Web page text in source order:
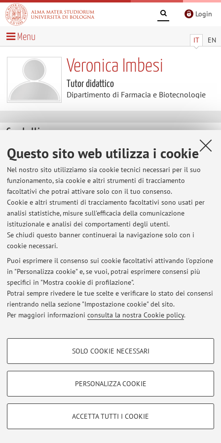
Questo sito web utilizza i cookie
Nel nostro sito utilizziamo sia cookie tecnici necessari per il suo
funzionamento, sia cookie e altri strumenti di tracciamento
facoltativi che potrai attivare solo con il tuo consenso.
Cookie e altri strumenti di tracciamento facoltativi sono usati per
analisi statistiche, misure sull'efficacia della comunicazione
istituzionale e analisi dei comportamenti degli utenti.
Se chiudi questo banner continuerai la navigazione solo con i
cookie necessari.
Puoi esprimere il consenso sui cookie facoltativi attivando l'opzione
in "Personalizza cookie" e, se vuoi, potrai esprimere consensi più
specifici in "Mostra cookie di profilazione".
Potrai sempre rivedere le tue scelte e verificare lo stato dei consensi
rientrando nella sezione "Impostazione cookie" del sito.
Per maggiori informazioni consulta la nostra Cookie policy.
COOKIE DI PROFILAZIONE - FACOLTATIVI
COOKIE TECNICI - NECESSARI
Si tratta di cookie tecnici utilizzati, a titolo esemplificativo, per il corretto
SOLO COOKIE NECESSARI
PERSONALIZZA COOKIE
ACCETTA TUTTI I COOKIE
Login
IT EN
Menu
Veronica Imbesi
Tutor didattico
Dipartimento di Farmacia e Biotecnologie
Contatti
E-mail: veronica.imbesi3@unibo.it
Dipartimento di Farmacia e Biotecnologie
Via Belmeloro 6, Bologna - Vai alla mappa
Ultimi avvisi
Al momento non sono presenti avvisi.
Area riservata
per gestire tutti i contenuti del sito.
© 2026 - ALMA MATER STUDIORUM - Università di Bologna - Via
Zamboni, 33 - 40126 Bologna - Partita IVA: 01131710376
Privacy|Note legali|Impostazioni Cookie